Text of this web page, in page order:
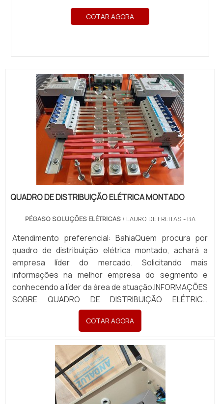
COTAR AGORA
QUADRO DE DISTRIBUIÇÃO ELÉTRICA MONTADO
PÉGASO SOLUÇÕES ELÉTRICAS / LAURO DE FREITAS - BA
Atendimento preferencial: BahiaQuem procura por
quadro de distribuição elétrica montado, achará a
empresa líder do mercado. Solicitando mais
informações na melhor empresa do segmento e
conhecendo a líder da área de atuação.INFORMAÇÕES
SOBRE QUADRO DE DISTRIBUIÇÃO ELÉTRICA
MONTADOQuem busca por quadro de distribuição
elétrica montado em uma empresa inovadora,
descobre a Pégaso Soluções Elétricas. Uma empresa
com alto know-how em banco de...
COTAR AGORA